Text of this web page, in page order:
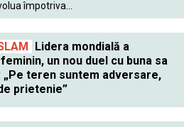
împotriva...
Lidera mondială a
un nou duel cu buna sa
„Pe teren suntem adversare,
prietenie”